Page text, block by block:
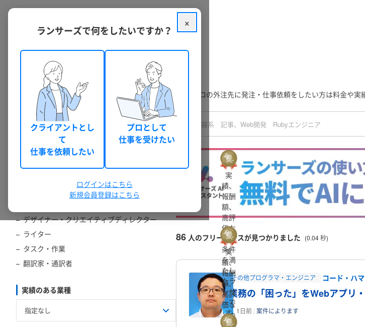
クラウドソーシング ランサーズ フリーランスを探す
ランサーズには、経験豊富なフリーランスが多数在籍。プロの外注先に発注・仕事依頼をしたい方は料金や
すべての職種
マーケティング・営業・リサーチ・広報
動画制作・写真撮影・ナレーション
デザイナー・クリエイティブディレクター
ライター
タスク・作業
翻訳家・通訳者
実績のある業種
86 人のフリーランスが見つかりました (0.04 秒)
実
績、
報酬
額、
高評
価な
どの
条件
を満
たし
たラ
ンサ
ーで
す
その他プログラマ・エンジニア コード・ハ
業務の「困った」をWebアプリ
1日前 案件によります
実
績、
報酬
額、
高評
価な
どの
×
ランサーズで何をしたいですか？
クライアントとし
て
仕事を依頼したい
プロとして
仕事を受けたい
ログインはこちら
新規会員登録はこちら